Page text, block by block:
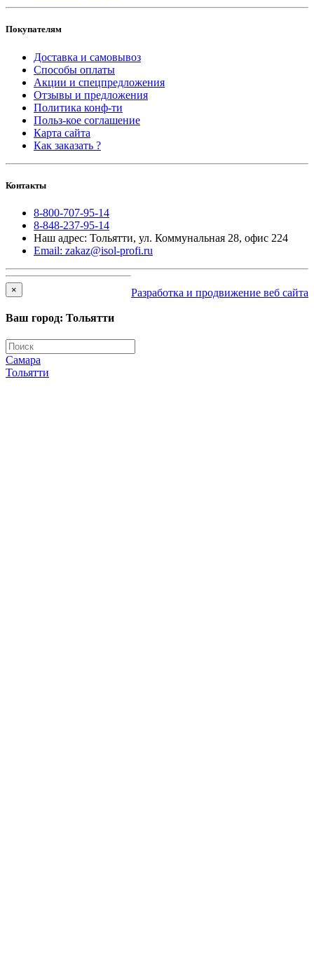
Покупателям
Доставка и самовывоз
Способы оплаты
Акции и спецпредложения
Отзывы и предложения
Политика конф-ти
Польз-кое соглашение
Карта сайта
Как заказать ?
Контакты
8-800-707-95-14
8-848-237-95-14
Наш адрес: Тольятти, ул. Коммунальная 28, офис 224
Email: zakaz@isol-profi.ru
Разработка и продвижение веб сайта
×
Ваш город: Тольятти
Самара
Тольятти